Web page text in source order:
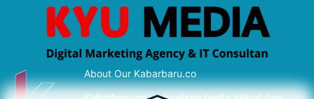
About Our Kabarbaru.co